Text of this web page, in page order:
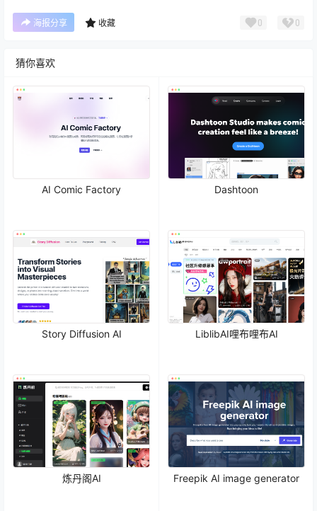
海报分享 收藏 0 0
猜你喜欢
AI Comic Factory Dashtoon
Story Diffusion AI LiblibAI哩布哩布AI
炼丹阁AI Freepik AI image generator